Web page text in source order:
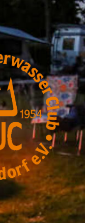
DUC-
Düsseldorf